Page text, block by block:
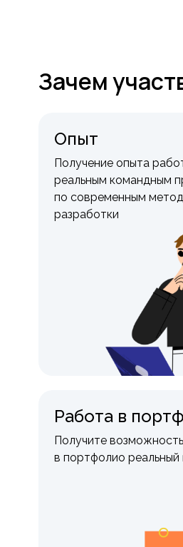
Работа в
Получите
в портфолио реальный
Опыт
Получение опыта
реальным командным
по современным
разработки
Зачем